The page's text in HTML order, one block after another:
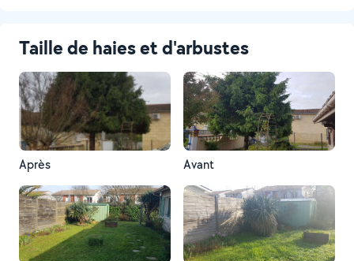
Taille de haies et d'arbustes
Après Avant